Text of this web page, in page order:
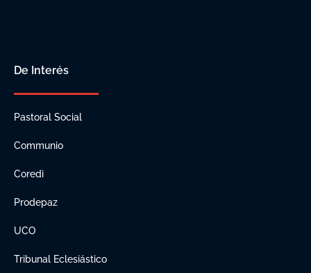
De Interés
Pastoral Social
Communio
Coredi
Prodepaz
UCO
Tribunal Eclesiástico